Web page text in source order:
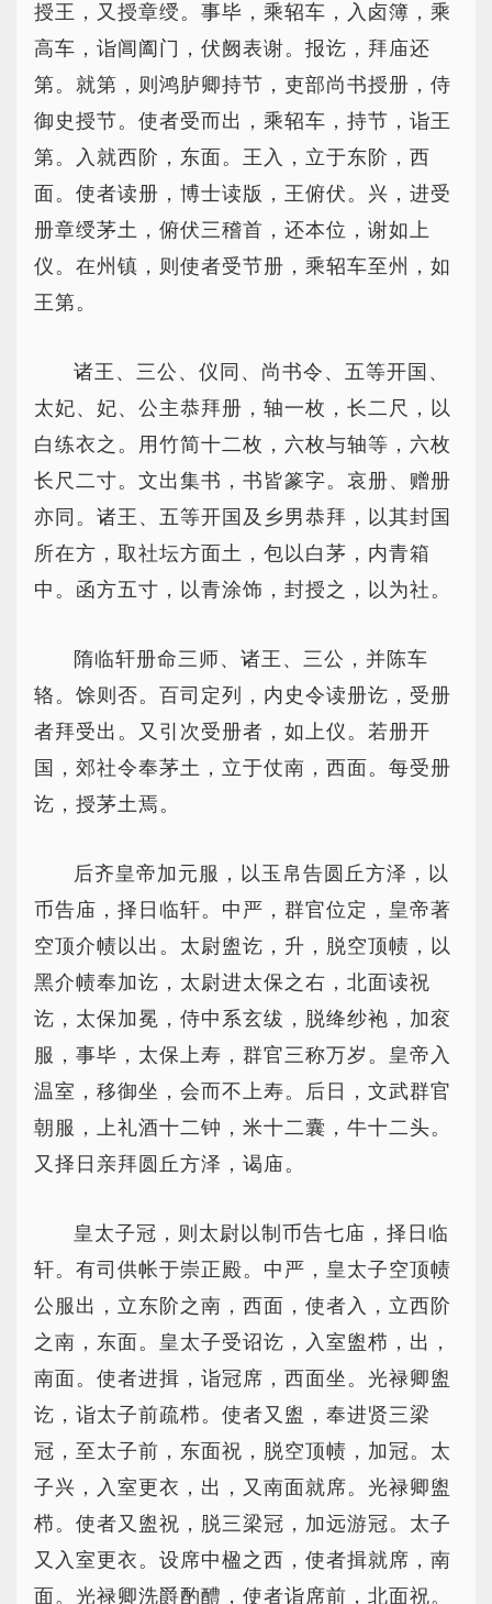
授王，又授章绶。事毕，乘轺车，入卤簿，乘
高车，诣阊阖门，伏阙表谢。报讫，拜庙还
第。就第，则鸿胪卿持节，吏部尚书授册，侍
御史授节。使者受而出，乘轺车，持节，诣王
第。入就西阶，东面。王入，立于东阶，西
面。使者读册，博士读版，王俯伏。兴，进受
册章绶茅土，俯伏三稽首，还本位，谢如上
仪。在州镇，则使者受节册，乘轺车至州，如
王第。
诸王、三公、仪同、尚书令、五等开国、
太妃、妃、公主恭拜册，轴一枚，长二尺，以
白练衣之。用竹简十二枚，六枚与轴等，六枚
长尺二寸。文出集书，书皆篆字。哀册、赠册
亦同。诸王、五等开国及乡男恭拜，以其封国
所在方，取社坛方面土，包以白茅，内青箱
中。函方五寸，以青涂饰，封授之，以为社。
隋临轩册命三师、诸王、三公，并陈车
辂。馀则否。百司定列，内史令读册讫，受册
者拜受出。又引次受册者，如上仪。若册开
国，郊社令奉茅土，立于仗南，西面。每受册
讫，授茅土焉。
后齐皇帝加元服，以玉帛告圆丘方泽，以
币告庙，择日临轩。中严，群官位定，皇帝著
空顶介帻以出。太尉盥讫，升，脱空顶帻，以
黑介帻奉加讫，太尉进太保之右，北面读祝
讫，太保加冕，侍中系玄绂，脱绛纱袍，加衮
服，事毕，太保上寿，群官三称万岁。皇帝入
温室，移御坐，会而不上寿。后日，文武群官
朝服，上礼酒十二钟，米十二囊，牛十二头。
又择日亲拜圆丘方泽，谒庙。
皇太子冠，则太尉以制币告七庙，择日临
轩。有司供帐于崇正殿。中严，皇太子空顶帻
公服出，立东阶之南，西面，使者入，立西阶
之南，东面。皇太子受诏讫，入室盥栉，出，
南面。使者进揖，诣冠席，西面坐。光禄卿盥
讫，诣太子前疏栉。使者又盥，奉进贤三梁
冠，至太子前，东面祝，脱空顶帻，加冠。太
子兴，入室更衣，出，又南面就席。光禄卿盥
栉。使者又盥祝，脱三梁冠，加远游冠。太子
又入室更衣。设席中楹之西，使者揖就席，南
面。光禄卿洗爵酌醴，使者诣席前，北面祝。